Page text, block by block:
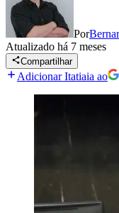
Por
Atualizado há 7 meses
Compartilhar
Adicionar Itatiaia ao